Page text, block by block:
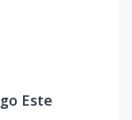
Este